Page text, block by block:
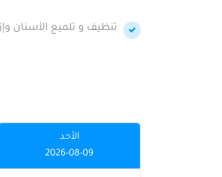
تنظيف و تلميع الأسنان
الأحد
2026-08-09